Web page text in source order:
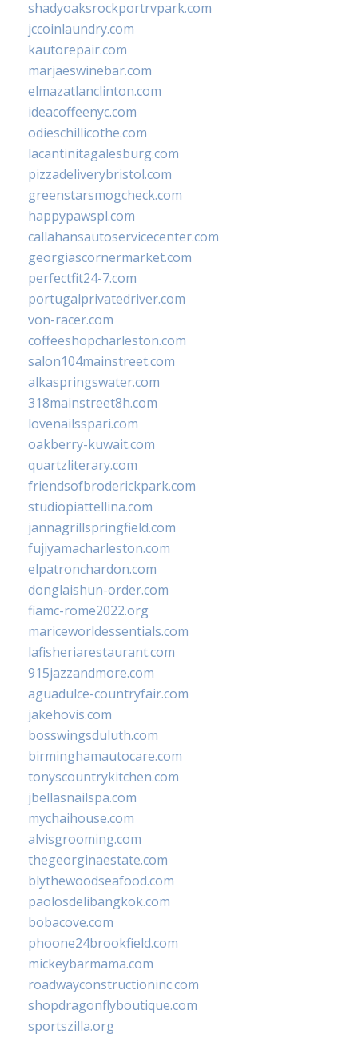
shadyoaksrockportrvpark.com
jccoinlaundry.com
kautorepair.com
marjaeswinebar.com
elmazatlanclinton.com
ideacoffeenyc.com
odieschillicothe.com
lacantinitagalesburg.com
pizzadeliverybristol.com
greenstarsmogcheck.com
happypawspl.com
callahansautoservicecenter.com
georgiascornermarket.com
perfectfit24-7.com
portugalprivatedriver.com
von-racer.com
coffeeshopcharleston.com
salon104mainstreet.com
alkaspringswater.com
318mainstreet8h.com
lovenailsspari.com
oakberry-kuwait.com
quartzliterary.com
friendsofbroderickpark.com
studiopiattellina.com
jannagrillspringfield.com
fujiyamacharleston.com
elpatronchardon.com
donglaishun-order.com
fiamc-rome2022.org
mariceworldessentials.com
lafisheriarestaurant.com
915jazzandmore.com
aguadulce-countryfair.com
jakehovis.com
bosswingsduluth.com
birminghamautocare.com
tonyscountrykitchen.com
jbellasnailspa.com
mychaihouse.com
alvisgrooming.com
thegeorginaestate.com
blythewoodseafood.com
paolosdelibangkok.com
bobacove.com
phoone24brookfield.com
mickeybarmama.com
roadwayconstructioninc.com
shopdragonflyboutique.com
sportszilla.org